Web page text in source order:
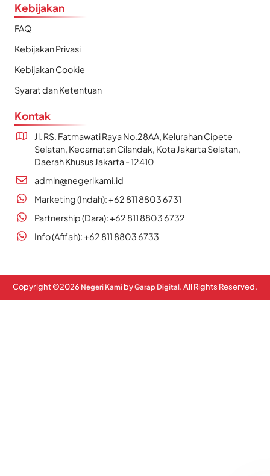
Kebijakan
FAQ
Kebijakan Privasi
Kebijakan Cookie
Syarat dan Ketentuan
Kontak
Jl. RS. Fatmawati Raya No.28AA, Kelurahan Cipete
Selatan, Kecamatan Cilandak, Kota Jakarta Selatan,
Daerah Khusus Jakarta - 12410
admin@negerikami.id
Marketing (Indah): +62 811 8803 6731
Partnership (Dara): +62 811 8803 6732
Info (Afifah): +62 811 8803 6733
Copyright ©2026 Negeri Kami byGarap Digital. All Rights Reserved.